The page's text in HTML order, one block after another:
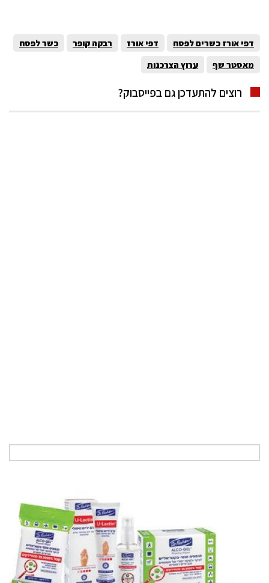
דפי אורז כשרים לפסח דפי אורז רבקה קופר
כשר לפסח
מאסטר שף
ערוץ הצרכנות
רוצים להתעדכן גם בפייסבוק?